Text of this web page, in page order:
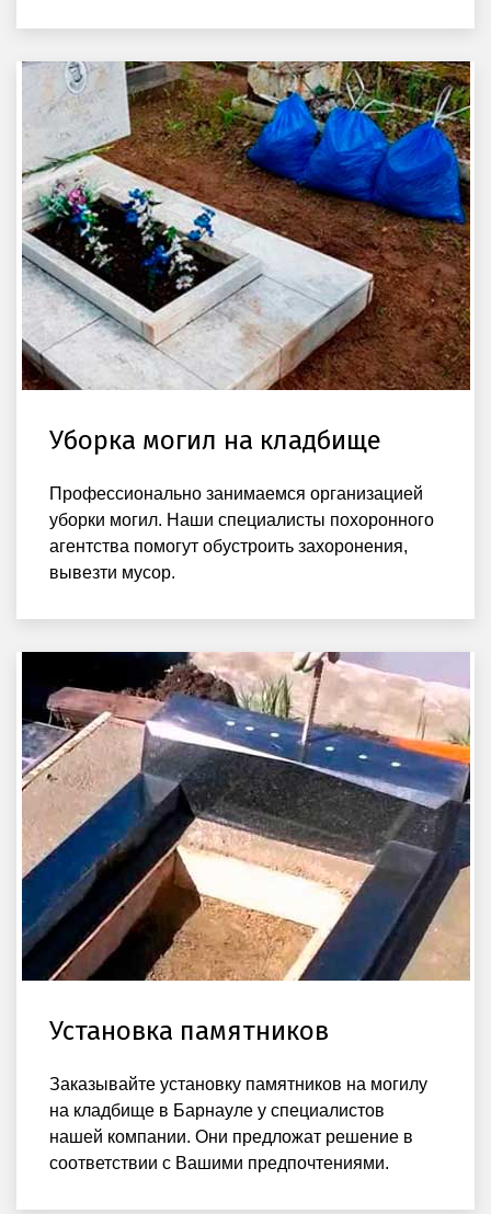
Уборка могил на кладбище
Профессионально занимаемся организацией
уборки могил. Наши специалисты похоронного
агентства помогут обустроить захоронения,
вывезти мусор.
Установка памятников
Заказывайте установку памятников на могилу
на кладбище в Барнауле у специалистов
нашей компании. Они предложат решение в
соответствии с Вашими предпочтениями.